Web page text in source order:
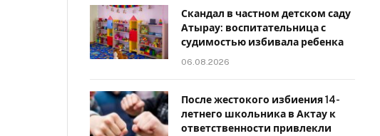
Скандал в частном детском саду
Атырау: воспитательница с
судимостью избивала ребенка
06.08.2026
После жестокого избиения 14-
летнего школьника в Актау к
ответственности привлекли